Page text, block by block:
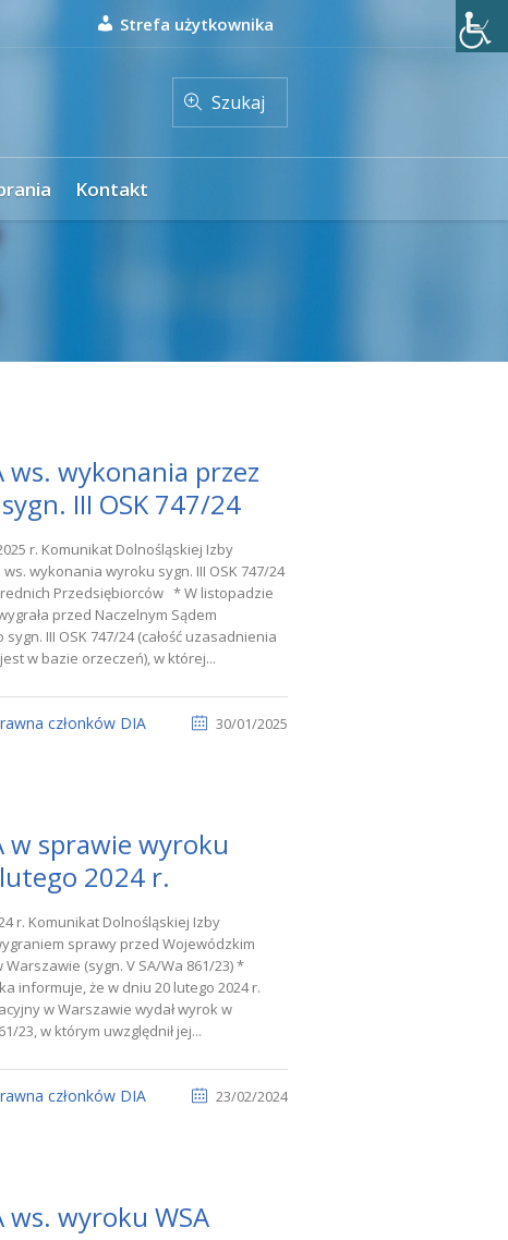
Strefa użytkownika
Szukaj
Kontakt
ws. wykonania przez
III OSK 747/24
r. Komunikat Dolnośląskiej Izby
wykonania wyroku sygn. III OSK 747/24
Przedsiębiorców * W listopadzie
przed Naczelnym Sądem
III OSK 747/24 (całość uzasadnienia
w bazie orzeczeń), w której...
30/01/2025
członków DIA
w sprawie wyroku
2024 r.
r. Komunikat Dolnośląskiej Izby
sprawy przed Wojewódzkim
(sygn. V SA/Wa 861/23) *
informuje, że w dniu 20 lutego 2024 r.
w Warszawie wydał wyrok w
23, w którym uwzględnił jej...
23/02/2024
członków DIA
wyroku WSA